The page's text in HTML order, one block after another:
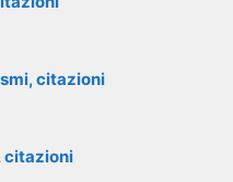
citazioni
citazioni